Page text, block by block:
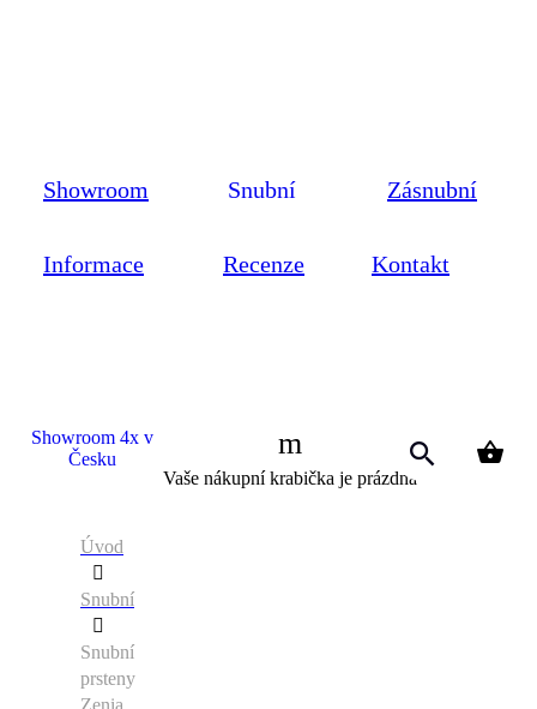
Showroom Snubní Zásnubní
Informace Recenze Kontakt
Vaše nákupní krabička je prázdná
Showroom 4x v
Česku
Úvod
Snubní
Snubní
prsteny